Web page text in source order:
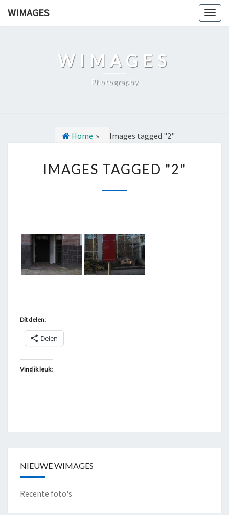
GaWIMAGES
WIMAGES
Photography
Home » Images tagged "2"
M
T
A
G
IMAGES TAGGED "2"
Dit delen:
Delen
Vind ik leuk:
NIEUWE WIMAGES
Recente foto's